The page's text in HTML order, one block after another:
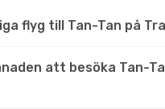
flyg till Tan-Tan på
att besöka Tan-